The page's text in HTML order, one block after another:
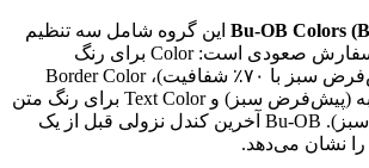
Bu-OB Colors این گروه شامل سه تنظیم
رنگ برای بلوک‌های سفارش صعودی است: Color برای رنگ
پس‌زمینه جعبه (پیش‌فرض سبز با ۷۰٪ شفافیت)، Border Color
برای رنگ حاشیه جعبه (پیش‌فرض سبز) و Text Color برای رنگ متن
برچسب (پیش‌فرض سبز). Bu-OB آخرین کندل نزولی قبل از یک
نشان می‌دهد.